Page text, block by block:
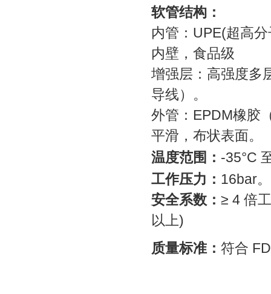
软管结构：
内管： UPE(超高
内壁，食品级
增强层：高强度多
导线）。
外管： EPDM橡胶
平滑，布状表面。
温度范围： -35°C
工作压力： 16bar。
安全系数： ≥ 4 倍
以上)
质量标准： 符合